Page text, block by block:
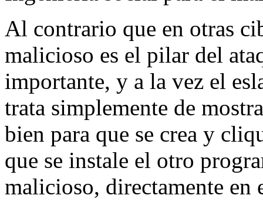
Al contrario que en otras
malicioso es el pilar del
importante, y a la vez el
trata simplemente de
bien para que se crea y
que se instale el otro
malicioso, directamente en